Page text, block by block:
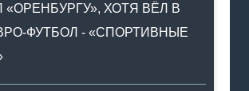
«ОРЕНБУРГУ», ХОТЯ ВЁЛ В
ФУТБОЛ - «СПОРТИВНЫЕ